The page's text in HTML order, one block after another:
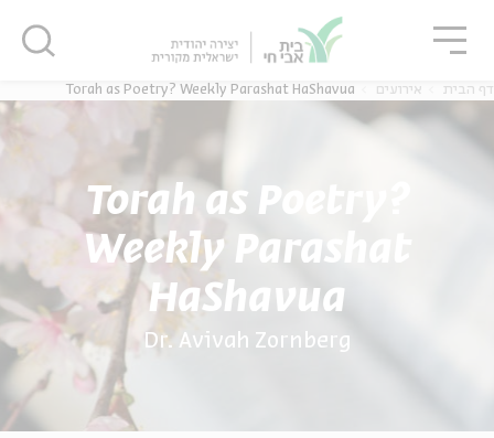
דף הבית אירועים Torah as Poetry? Weekly Parashat HaShavua
Torah as Poetry?
Weekly Parashat
HaShavua
Dr. Avivah Zornberg
סגור